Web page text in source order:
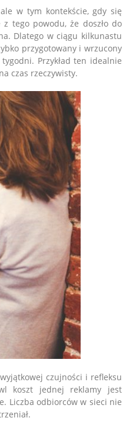
w tym kontekście, gdy się
z tego powodu, że doszło do
Dlatego w ciągu kilkunastu
przygotowany i wrzucony
Przykład ten idealnie
czas rzeczywisty.
czujności i refleksu
koszt jednej reklamy jest
Liczba odbiorców w sieci nie